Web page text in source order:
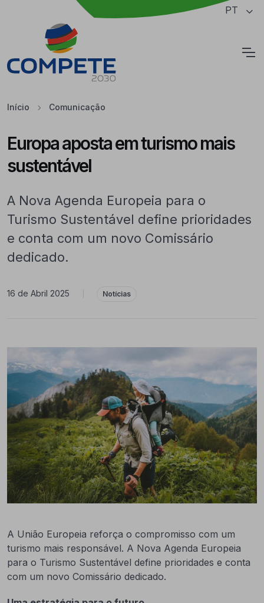
Saltar para o conteúdo principal da página PT
Início Comunicação
Europa aposta em turismo mais
sustentável
A Nova Agenda Europeia para o
Turismo Sustentável define prioridades
e conta com um novo Comissário
dedicado.
16 de Abril 2025 Notícias
A União Europeia reforça o compromisso com um
turismo mais responsável. A Nova Agenda Europeia
para o Turismo Sustentável define prioridades e conta
com um novo Comissário dedicado.